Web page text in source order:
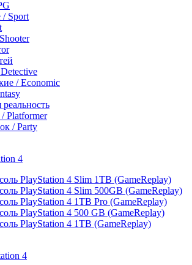
Sport
/ Economic
Platformer
/ Party
4
PlayStation 4 Slim 1TB (GameReplay)
PlayStation 4 Slim 500GB (GameReplay)
PlayStation 4 1TB Pro (GameReplay)
PlayStation 4 500 GB (GameReplay)
PlayStation 4 1TB (GameReplay)
4